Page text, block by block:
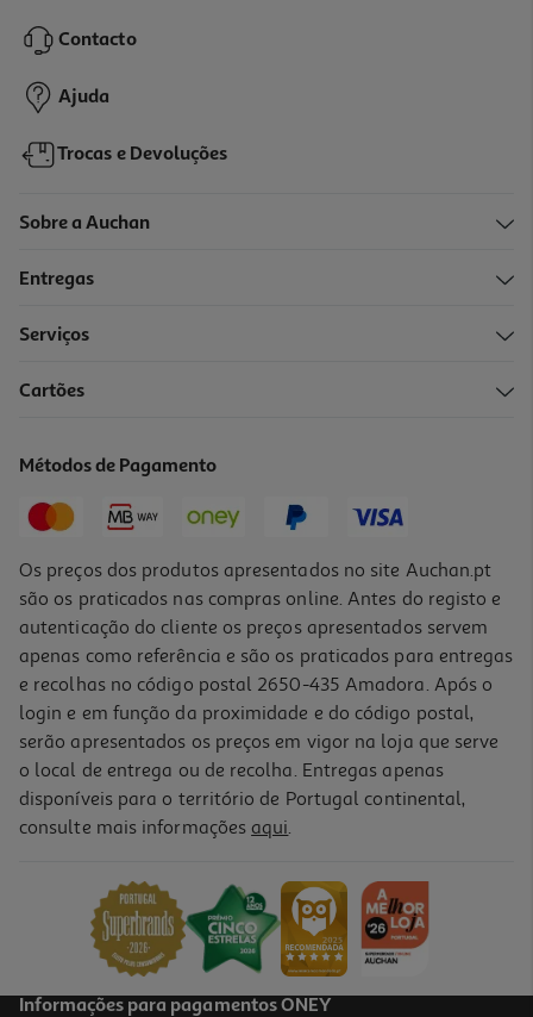
Contacto
Ajuda
Trocas e Devoluções
Sobre a Auchan
Entregas
Serviços
Cartões
Métodos de Pagamento
Os preços dos produtos apresentados no site Auchan.pt
são os praticados nas compras online. Antes do registo e
autenticação do cliente os preços apresentados servem
apenas como referência e são os praticados para entregas
e recolhas no código postal 2650-435 Amadora. Após o
login e em função da proximidade e do código postal,
serão apresentados os preços em vigor na loja que serve
o local de entrega ou de recolha. Entregas apenas
disponíveis para o território de Portugal continental,
consulte mais informações aqui.
Informações para pagamentos ONEY